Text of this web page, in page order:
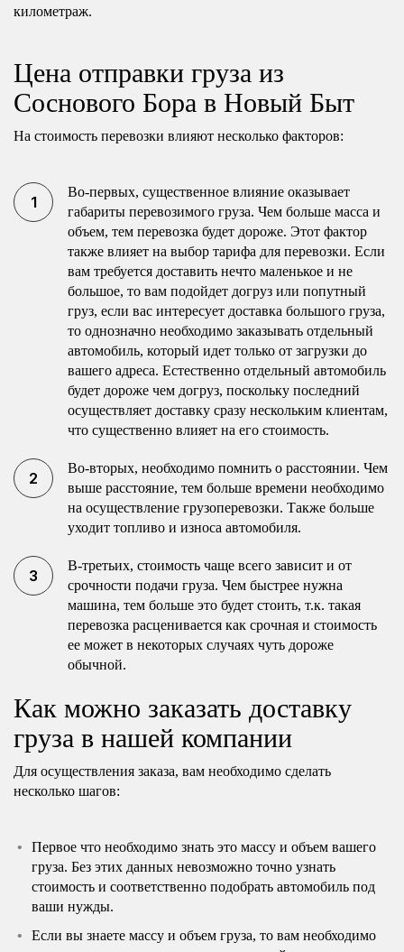
километраж.
Цена отправки груза из
Соснового Бора в Новый Быт
На стоимость перевозки влияют несколько факторов:
Во-первых, существенное влияние оказывает
габариты перевозимого груза. Чем больше масса и
объем, тем перевозка будет дороже. Этот фактор
также влияет на выбор тарифа для перевозки. Если
вам требуется доставить нечто маленькое и не
большое, то вам подойдет догруз или попутный
груз, если вас интересует доставка большого груза,
то однозначно необходимо заказывать отдельный
автомобиль, который идет только от загрузки до
вашего адреса. Естественно отдельный автомобиль
будет дороже чем догруз, поскольку последний
осуществляет доставку сразу нескольким клиентам,
что существенно влияет на его стоимость.
Во-вторых, необходимо помнить о расстоянии. Чем
выше расстояние, тем больше времени необходимо
на осуществление грузоперевозки. Также больше
уходит топливо и износа автомобиля.
В-третьих, стоимость чаще всего зависит и от
срочности подачи груза. Чем быстрее нужна
машина, тем больше это будет стоить, т.к. такая
перевозка расценивается как срочная и стоимость
ее может в некоторых случаях чуть дороже
обычной.
Как можно заказать доставку
груза в нашей компании
Для осуществления заказа, вам необходимо сделать
несколько шагов:
Первое что необходимо знать это массу и объем вашего
груза. Без этих данных невозможно точно узнать
стоимость и соответственно подобрать автомобиль под
ваши нужды.
Если вы знаете массу и объем груза, то вам необходимо